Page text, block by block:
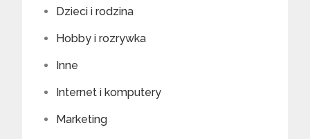
Dzieci i rodzina
Hobby i rozrywka
Inne
Internet i komputery
Marketing